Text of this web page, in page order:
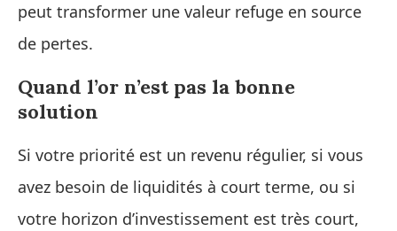
peut transformer une valeur refuge en source
de pertes.
Quand l’or n’est pas la bonne
solution
Si votre priorité est un revenu régulier, si vous
avez besoin de liquidités à court terme, ou si
votre horizon d’investissement est très court,